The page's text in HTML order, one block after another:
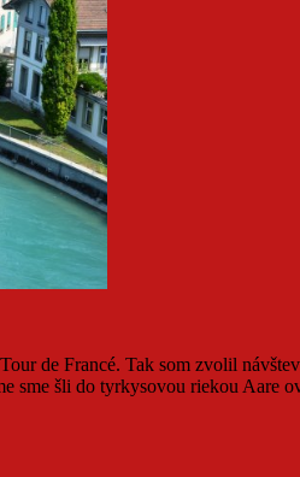
de Francé. Tak som zvolil
šli do tyrkysovou riekou Aare